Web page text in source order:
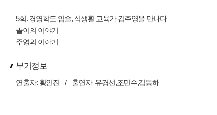
5회. 경영학도 임솔, 식생활 교육가 김주영을 만나다
솔이의 이야기
주영의 이야기
부가정보
연출자: 황인진 / 출연자: 유경선,조민수,김동하